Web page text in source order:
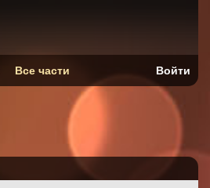
Все части Войти